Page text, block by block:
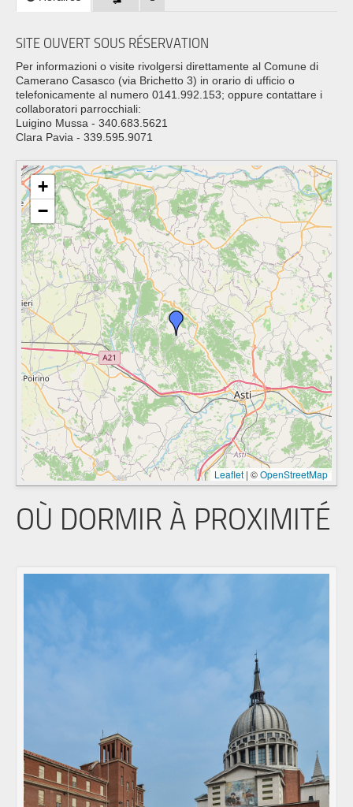
SITE OUVERT SOUS RÉSERVATION
Per informazioni o visite rivolgersi direttamente al Comune di
Camerano Casasco (via Brichetto 3) in orario di ufficio o
telefonicamente al numero 0141.992.153; oppure contattare i
collaboratori parrocchiali:
Luigino Mussa - 340.683.5621
Clara Pavia - 339.595.9071
+
−
Leaflet | ©OpenStreetMap
OÙ DORMIR À PROXIMITÉ